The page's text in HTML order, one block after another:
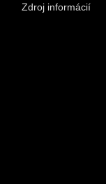
Zdroj informácií